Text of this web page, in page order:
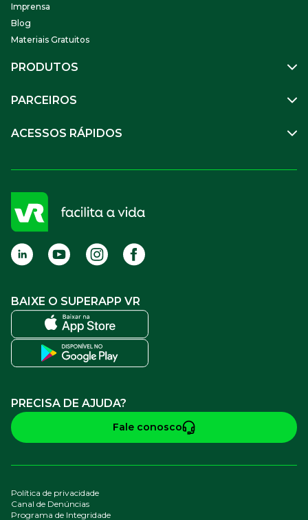
Imprensa
Blog
Materiais Gratuitos
PRODUTOS
Benefícios
Soluções Financeiras
Compre Online
PARCEIROS
Parceiro VR
APP VR Estabelecimentos
ACESSOS RÁPIDOS
Sou empresa
FAQ
Termos de Uso
BAIXE O SUPERAPP VR
PRECISA DE AJUDA?
Fale conosco
Política de privacidade
Canal de Denúncias
Programa de Integridade